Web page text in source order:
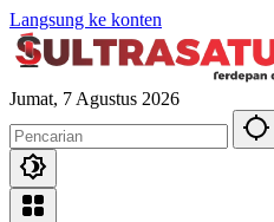
Langsung ke konten
Jumat, 7 Agustus 2026